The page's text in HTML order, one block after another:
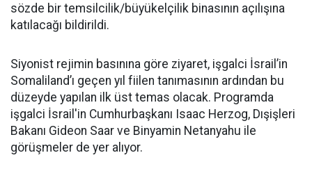
sözde bir temsilcilik/büyükelçilik binasının açılışına
katılacağı bildirildi.
Siyonist rejimin basınına göre ziyaret, işgalci İsrail’in
Somaliland’ı geçen yıl fiilen tanımasının ardından bu
düzeyde yapılan ilk üst temas olacak. Programda
işgalci İsrail'in Cumhurbaşkanı Isaac Herzog, Dışişleri
Bakanı Gideon Saar ve Binyamin Netanyahu ile
görüşmeler de yer alıyor.